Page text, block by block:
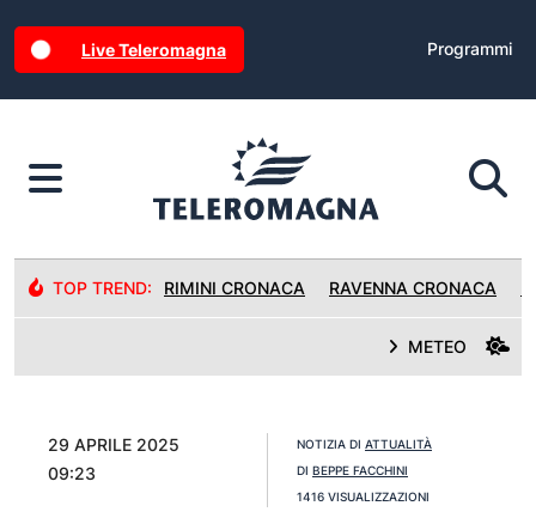
Live Teleromagna Programmi
TOP TREND: RIMINI CRONACA RAVENNA CRONACA
METEO
29 APRILE 2025
09:23
NOTIZIA DI ATTUALITÀ
DI BEPPE FACCHINI
1416 VISUALIZZAZIONI